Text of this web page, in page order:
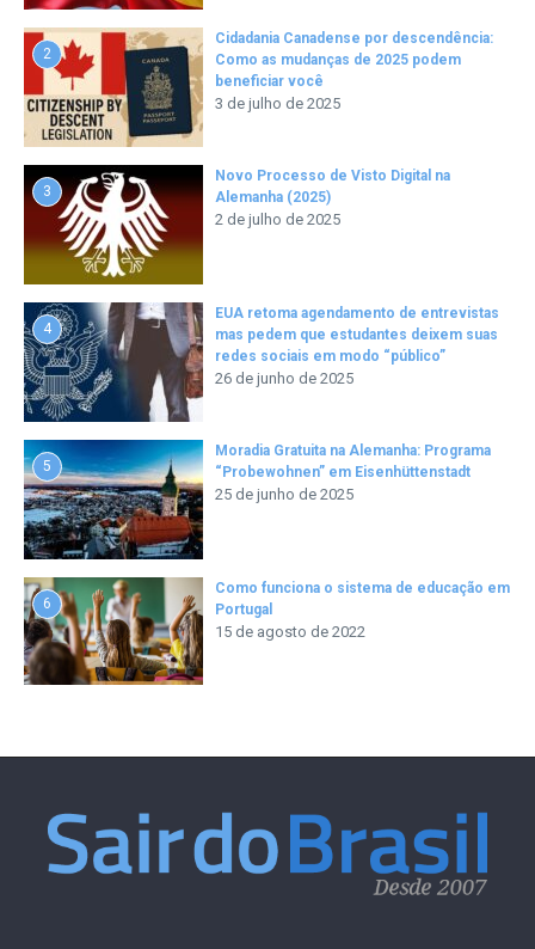
2
Cidadania Canadense por descendência:
Como as mudanças de 2025 podem
beneficiar você
3 de julho de 2025
3
Novo Processo de Visto Digital na
Alemanha (2025)
2 de julho de 2025
4
EUA retoma agendamento de entrevistas
mas pedem que estudantes deixem suas
redes sociais em modo “público”
26 de junho de 2025
5
Moradia Gratuita na Alemanha: Programa
“Probewohnen” em Eisenhüttenstadt
25 de junho de 2025
6
Como funciona o sistema de educação em
Portugal
15 de agosto de 2022